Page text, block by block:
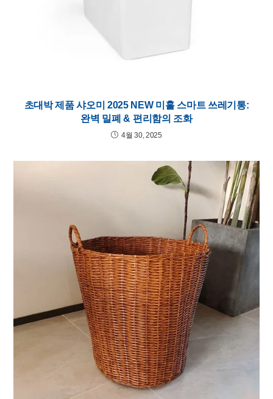
초대박 제품 샤오미 2025 NEW 미홀 스마트 쓰레기통:
완벽 밀폐 & 편리함의 조화
4월 30, 2025